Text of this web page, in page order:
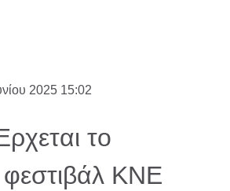
2025 15:02
το
φεστιβάλ ΚΝΕ